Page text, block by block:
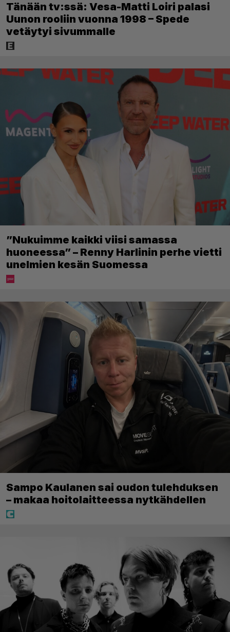
Tänään tv:ssä: Vesa-Matti Loiri palasi
Uunon rooliin vuonna 1998 – Spede
vetäytyi sivummalle
”Nukuimme kaikki viisi samassa
huoneessa” – Renny Harlinin perhe vietti
unelmien kesän Suomessa
Sampo Kaulanen sai oudon tulehduksen
– makaa hoitolaitteessa nytkähdellen